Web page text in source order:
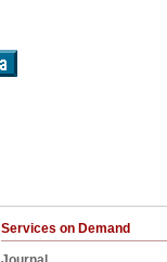
Services on Demand